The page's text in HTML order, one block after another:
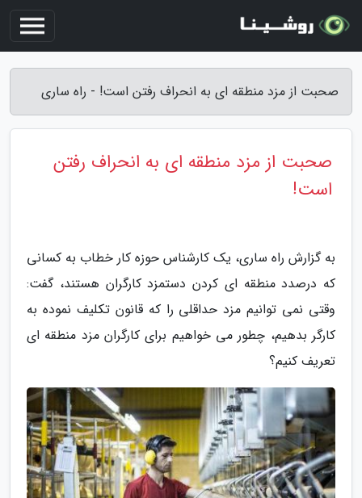
صحبت از مزد منطقه ای به انحراف رفتن است! - راه ساری
صحبت از مزد منطقه ای به انحراف رفتن
است!
به گزارش راه ساری، یک کارشناس حوزه کار خطاب به کسانی
که درصدد منطقه ای کردن دستمزد کارگران هستند، گفت:
وقتی نمی توانیم مزد حداقلی را که قانون تکلیف نموده به
کارگر بدهیم، چطور می خواهیم برای کارگران مزد منطقه ای
تعریف کنیم؟